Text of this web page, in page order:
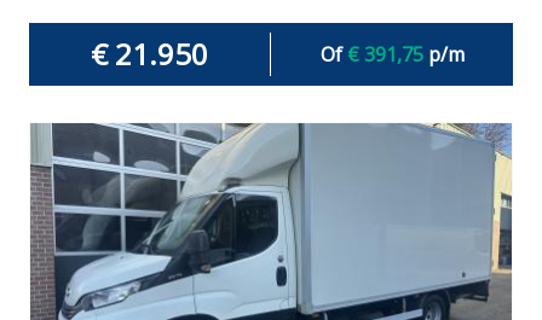
€ 21.950 Of€ 391,75p/m